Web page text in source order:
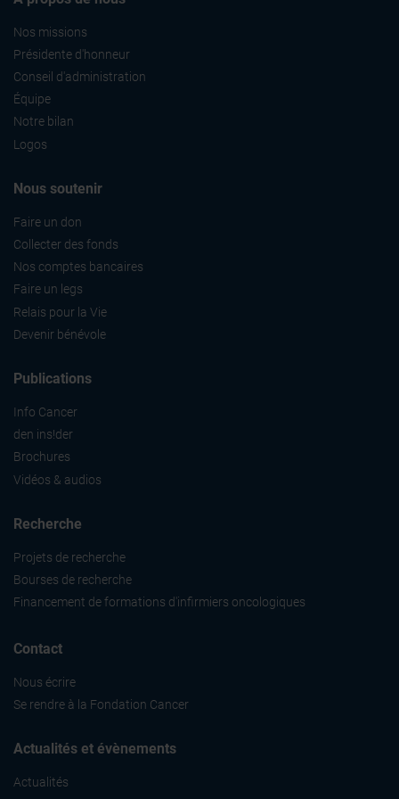
Nos missions
Présidente d'honneur
Conseil d'administration
Équipe
Notre bilan
Logos
Nous soutenir
Faire un don
Collecter des fonds
Nos comptes bancaires
Faire un legs
Relais pour la Vie
Devenir bénévole
Publications
Info Cancer
den ins!der
Brochures
Vidéos & audios
Recherche
Projets de recherche
Bourses de recherche
Financement de formations d'infirmiers oncologiques
Contact
Nous écrire
Se rendre à la Fondation Cancer
Actualités et évènements
Actualités